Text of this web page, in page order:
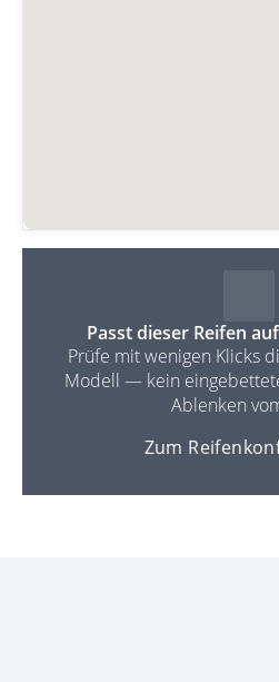
Passt dieser Reifen
Prüfe mit wenigen Klicks
Modell — kein
Ablenken
Zum